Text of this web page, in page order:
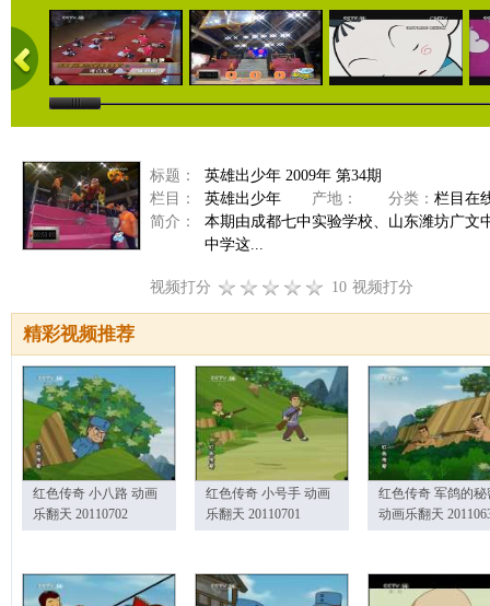
标题：
英雄出少年 2009年 第34期
栏目：
英雄出少年 产地： 分类： 栏目在
简介：
本期由成都七中实验学校、山东潍坊广文
中学这...
视频打分 10 视频打分
精彩视频推荐
红色传奇 小八路 动画
乐翻天 20110702
红色传奇 小号手 动画
乐翻天 20110701
红色传奇 军鸽的秘
动画乐翻天